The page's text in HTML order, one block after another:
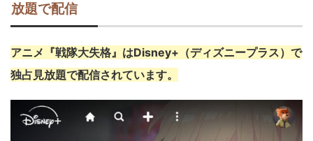
放題で配信
アニメ『戦隊大失格』 はDisney+（ディズニープラス）で
独占見放題で配信されています。